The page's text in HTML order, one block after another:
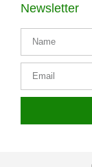
Newsletter